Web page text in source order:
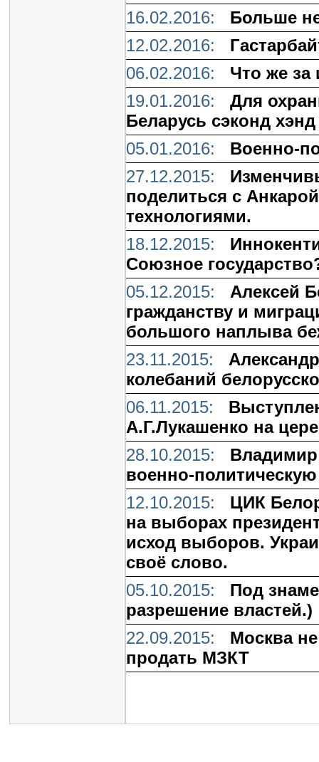
16.02.2016:
Больше
12.02.2016:
06.02.2016:
Что же за
19.01.2016:
Для
Беларусь сэконд хэнд
05.01.2016:
Военно-
27.12.2015:
поделиться с
технологиями.
18.12.2015:
Союзное
05.12.2015:
Алексей
гражданству и
большого наплыва
23.11.2015:
колебаний
06.11.2015:
А.Г.Лукашенко на
28.10.2015:
Владимир
военно-
12.10.2015:
ЦИК
на выборах
исход выборов.
своё слово.
05.10.2015:
Под
разрешение властей.)
22.09.2015:
Москва
продать МЗКТ